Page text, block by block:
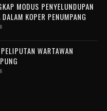
MODUS PENYELUNDUPAN
KOPER PENUMPANG
WARTAWAN